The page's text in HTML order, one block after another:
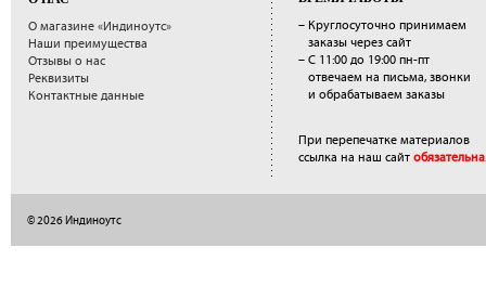
О магазине «Индиноутс»
Наши преимущества
Отзывы о нас
Реквизиты
Контактные данные
– Круглосуточно принимаем
заказы через сайт
– С 11:00 до 19:00 пн-пт
отвечаем на письма, звонки
и обрабатываем заказы
При перепечатке материалов
ссылка на наш сайт обязательна.
© 2026 Индиноутс